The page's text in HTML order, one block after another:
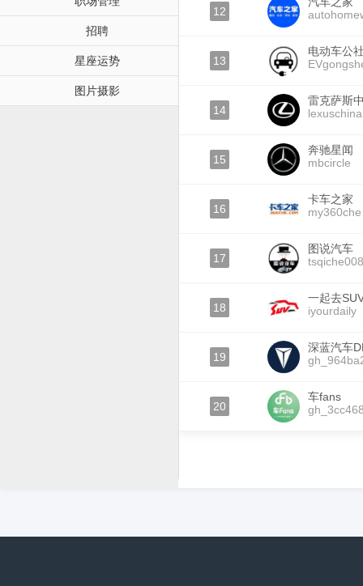
招聘
星座运势
图片摄影
12
13
电动车公
14
雷克萨斯
lexuschina
15
奔驰星闻
mbcircle
16
卡车之家
my360che
17
图说汽车
tsqiche008
18
一起去
iyourdaily
19
深蓝汽车
20
车fans